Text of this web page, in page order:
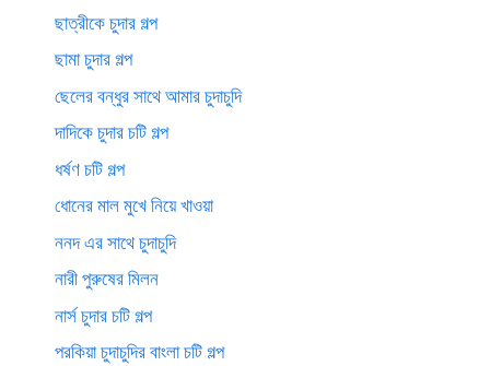
ছাত্রীকে চুদার গল্প
ছামা চুদার গল্প
ছেলের বন্ধুর সাথে আমার চুদাচুদি
দাদিকে চুদার চটি গল্প
ধর্ষণ চটি গল্প
ধোনের মাল মুখে নিয়ে খাওয়া
ননদ এর সাথে চুদাচুদি
নারী পুরুষের মিলন
নার্স চুদার চটি গল্প
পরকিয়া চুদাচুদির বাংলা চটি গল্প